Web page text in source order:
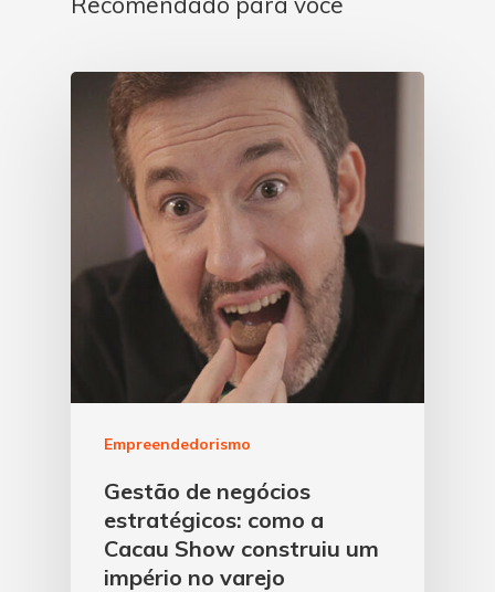
Empreendedorismo
Gestão de negócios
estratégicos: como a
Cacau Show construiu um
império no varejo